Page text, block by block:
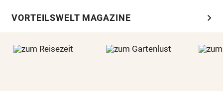
VORTEILSWELT MAGAZINE chevron_right